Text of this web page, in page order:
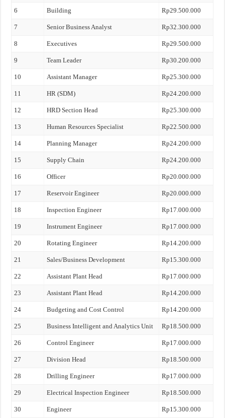
6 Building Rp29.500.000
7 Senior Business Analyst Rp32.300.000
8 Executives Rp29.500.000
9 Team Leader Rp30.200.000
10 Assistant Manager Rp25.300.000
11 HR (SDM) Rp24.200.000
12 HRD Section Head Rp25.300.000
13 Human Resources Specialist Rp22.500.000
14 Planning Manager Rp24.200.000
15 Supply Chain Rp24.200.000
16 Officer Rp20.000.000
17 Reservoir Engineer Rp20.000.000
18 Inspection Engineer Rp17.000.000
19 Instrument Engineer Rp17.000.000
20 Rotating Engineer Rp14.200.000
21 Sales/Business Development Rp15.300.000
22 Assistant Plant Head Rp17.000.000
23 Assistant Plant Head Rp14.200.000
24 Budgeting and Cost Control Rp14.200.000
25 Business Intelligent and Analytics Unit Rp18.500.000
26 Control Engineer Rp17.000.000
27 Division Head Rp18.500.000
28 Drilling Engineer Rp17.000.000
29 Electrical Inspection Engineer Rp18.500.000
30 Engineer Rp15.300.000